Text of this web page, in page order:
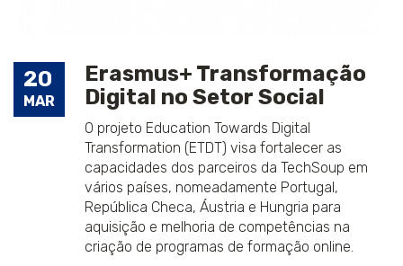
20
MAR
Erasmus+ Transformação
Digital no Setor Social
O projeto Education Towards Digital
Transformation (ETDT) visa fortalecer as
capacidades dos parceiros da TechSoup em
vários países, nomeadamente Portugal,
República Checa, Áustria e Hungria para
aquisição e melhoria de competências na
criação de programas de formação online.